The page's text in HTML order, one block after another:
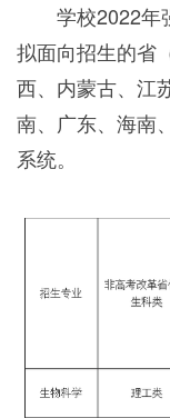
学校2022年
拟面向招生的省
西、内蒙古、江
南、广东、海南
系统。